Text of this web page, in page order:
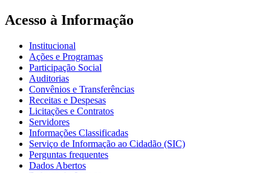
Acesso à Informação
Institucional
Ações e Programas
Participação Social
Auditorias
Convênios e Transferências
Receitas e Despesas
Licitações e Contratos
Servidores
Informações Classificadas
Serviço de Informação ao Cidadão (SIC)
Perguntas frequentes
Dados Abertos